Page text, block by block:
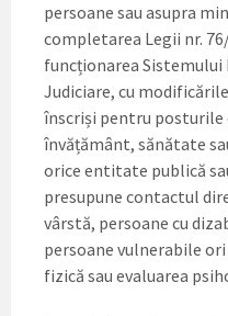
persoane sau asupra
completarea Legii nr.
funcționarea Sistemului
Judiciare, cu
înscriși pentru posturile
învățământ, sănătate
orice entitate publică
presupune contactul
vârstă, persoane cu
persoane vulnerabile
fizică sau evaluarea